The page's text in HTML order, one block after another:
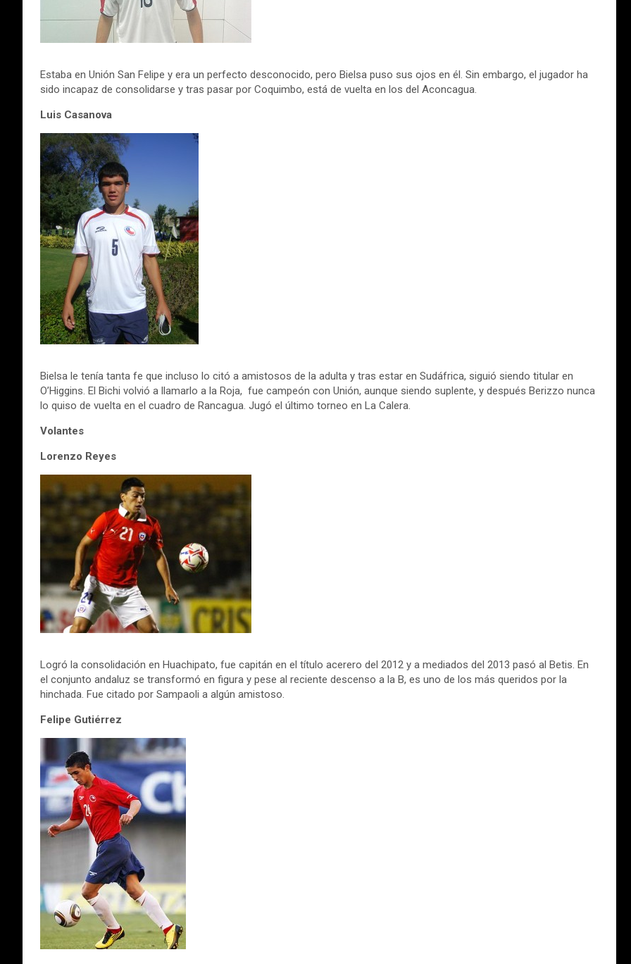
Estaba en Unión San Felipe y era un perfecto desconocido, pero Bielsa puso sus ojos en él. Sin embargo, el jugador ha
sido incapaz de consolidarse y tras pasar por Coquimbo, está de vuelta en los del Aconcagua.
Luis Casanova
Bielsa le tenía tanta fe que incluso lo citó a amistosos de la adulta y tras estar en Sudáfrica, siguió siendo titular en
O’Higgins. El Bichi volvió a llamarlo a la Roja, fue campeón con Unión, aunque siendo suplente, y después Berizzo nunca
lo quiso de vuelta en el cuadro de Rancagua. Jugó el último torneo en La Calera.
Volantes
Lorenzo Reyes
Logró la consolidación en Huachipato, fue capitán en el título acerero del 2012 y a mediados del 2013 pasó al Betis. En
el conjunto andaluz se transformó en figura y pese al reciente descenso a la B, es uno de los más queridos por la
hinchada. Fue citado por Sampaoli a algún amistoso.
Felipe Gutiérrez